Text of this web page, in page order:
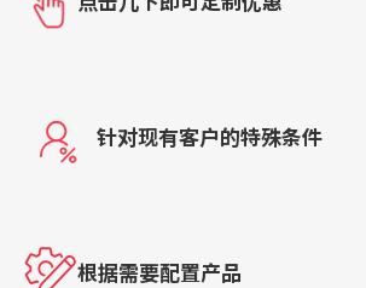
针对现有客户的特殊条件
根据需要配置产品